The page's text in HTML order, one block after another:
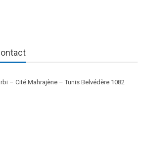
– Cité Mahrajène – Tunis Belvédère 1082